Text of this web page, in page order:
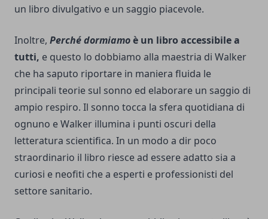
un libro divulgativo e un saggio piacevole.
Inoltre, Perché dormiamoè un libro accessibile a
tutti, e questo lo dobbiamo alla maestria di Walker
che ha saputo riportare in maniera fluida le
principali teorie sul sonno ed elaborare un saggio di
ampio respiro. Il sonno tocca la sfera quotidiana di
ognuno e Walker illumina i punti oscuri della
letteratura scientifica. In un modo a dir poco
straordinario il libro riesce ad essere adatto sia a
curiosi e neofiti che a esperti e professionisti del
settore sanitario.